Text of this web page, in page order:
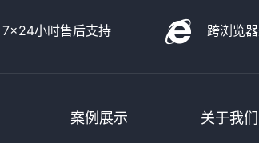
7x24小时售后支持 跨浏览
案例展示 关于我们